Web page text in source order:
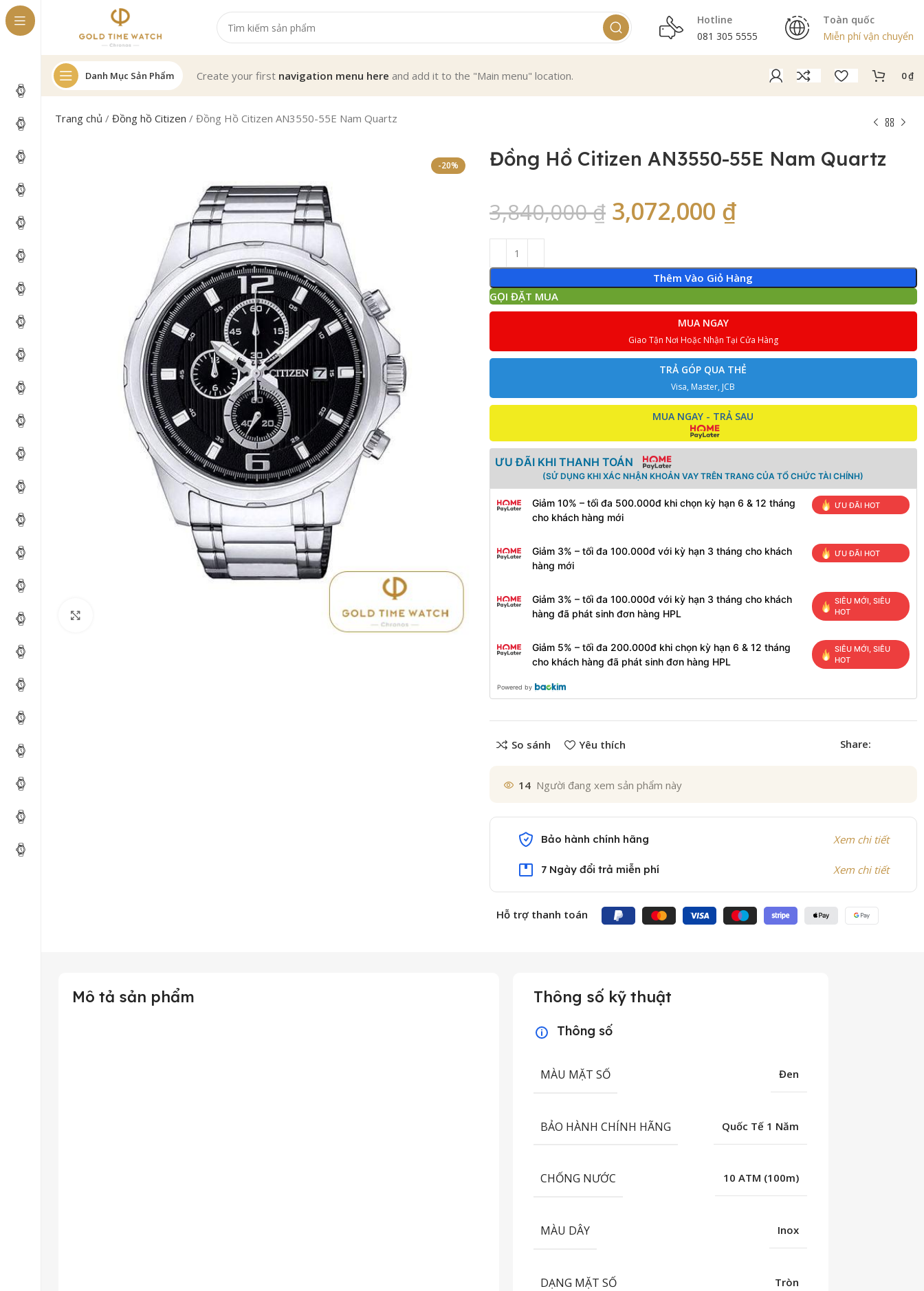
Hotline
081 305 5555
Toàn quốc
Miễn phí vận chuyển
Danh Mục Sản Phẩm Create your first navigation menu here and add it to the "Main menu" location. 0₫
Trang chủ /Đồng hồ Citizen /Đồng Hồ Citizen AN3550-55E Nam Quartz
-20% Đồng Hồ Citizen AN3550-55E Nam Quartz
3,840,000₫ 3,072,000 ₫
Thêm Vào Giỏ Hàng
GỌI ĐẶT MUA
MUA NGAY
Giao Tận Nơi Hoặc Nhận Tại Cửa Hàng
TRẢ GÓP QUA THẺ
Visa, Master, JCB
MUA NGAY - TRẢ SAU
ƯU ĐÃI KHI THANH TOÁN
(SỬ DỤNG KHI XÁC NHẬN KHOẢN VAY TRÊN TRANG CỦA TỔ CHỨC TÀI CHÍNH)
Giảm 10% – tối đa 500.000đ khi chọn kỳ hạn 6 & 12 tháng
cho khách hàng mới
ƯU ĐÃI HOT
Giảm 3% – tối đa 100.000đ với kỳ hạn 3 tháng cho khách
hàng mới
ƯU ĐÃI HOT
Giảm 3% – tối đa 100.000đ với kỳ hạn 3 tháng cho khách
hàng đã phát sinh đơn hàng HPL
SIÊU MỚI, SIÊU
HOT
Giảm 5% – tối đa 200.000đ khi chọn kỳ hạn 6 & 12 tháng
cho khách hàng đã phát sinh đơn hàng HPL
SIÊU MỚI, SIÊU
HOT
Powered by
So sánh Yêu thích Share:
14 Người đang xem sản phẩm này
Bảo hành chính hãng Xem chi tiết
7 Ngày đổi trả miễn phí Xem chi tiết
Hỗ trợ thanh toán
Mô tả sản phẩm Thông số kỹ thuật
Thông số
MÀU MẶT SỐ Đen
BẢO HÀNH CHÍNH HÃNG Quốc Tế 1 Năm
CHỐNG NƯỚC 10 ATM (100m)
MÀU DÂY Inox
DẠNG MẶT SỐ Tròn